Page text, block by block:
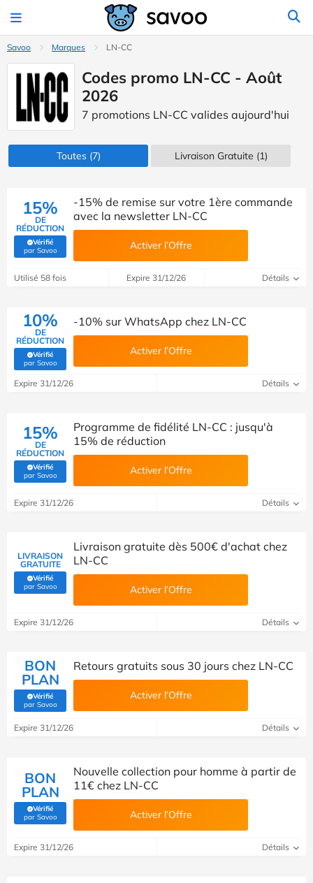
Savoo Marques LN-CC
Codes promo LN-CC - Août
2026
7 promotions LN-CC valides aujourd'hui
Toutes(7) Livraison Gratuite (1)
15%
DE
RÉDUCTION
Vérifié
par Savoo(Vérifié par Savoo)
-15% de remise sur votre 1ère commande
avec la newsletter LN-CC
Activer l’Offre
Utilisé 58 fois Expire 31/12/26 Détails
10%
DE
RÉDUCTION
Vérifié
par Savoo(Vérifié par Savoo)
-10% sur WhatsApp chez LN-CC
Activer l’Offre
Expire 31/12/26 Détails
15%
DE
RÉDUCTION
Vérifié
par Savoo(Vérifié par Savoo)
Programme de fidélité LN-CC : jusqu'à
15% de réduction
Activer l’Offre
Expire 31/12/26 Détails
LIVRAISON
GRATUITE
Vérifié
par Savoo(Vérifié par Savoo)
Livraison gratuite dès 500€ d'achat chez
LN-CC
Activer l’Offre
Expire 31/12/26 Détails
BON
PLAN
Vérifié
par Savoo(Vérifié par Savoo)
Retours gratuits sous 30 jours chez LN-CC
Activer l’Offre
Expire 31/12/26 Détails
BON
PLAN
Vérifié
par Savoo(Vérifié par Savoo)
Nouvelle collection pour homme à partir de
11€ chez LN-CC
Activer l’Offre
Expire 31/12/26 Détails